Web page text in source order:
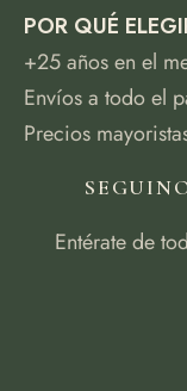
POR QUÉ
+25 años en el
Envíos a todo el
Precios
Entérate de